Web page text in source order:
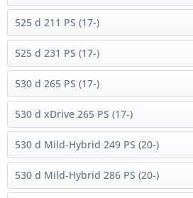
525 d 211 PS (17-)
525 d 231 PS (17-)
530 d 265 PS (17-)
530 d xDrive 265 PS (17-)
530 d Mild-Hybrid 249 PS (20-)
530 d Mild-Hybrid 286 PS (20-)